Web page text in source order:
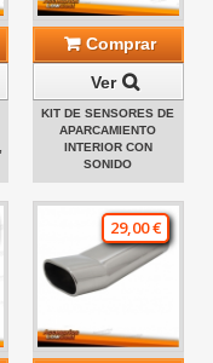
Comprar
Ver
KIT DE SENSORES DE
APARCAMIENTO
INTERIOR CON
SONIDO
29,00 €